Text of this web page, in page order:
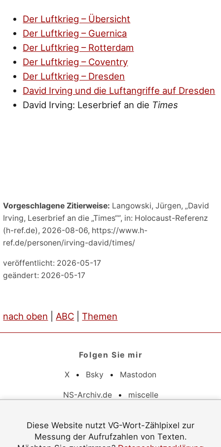
Der Luftkrieg – Übersicht
Der Luftkrieg – Guernica
Der Luftkrieg – Rotterdam
Der Luftkrieg – Coventry
Der Luftkrieg – Dresden
David Irving und die Luftangriffe auf Dresden
David Irving: Leserbrief an die Times
Vorgeschlagene Zitierweise: Langowski, Jürgen, „David
Irving, Leserbrief an die „Times““, in: Holocaust-Referenz
(h-ref.de), 2026-08-06, https://www.h-
ref.de/personen/irving-david/times/
veröffentlicht: 2026-05-17
geändert: 2026-05-17
nach oben ABC |Themen
Folgen Sie mir
X • Bsky • Mastodon
NS-Archiv.de • miscelle
Pflichtangaben
Datenschutz • Barrierefreiheit • Impressum
Diese Website nutzt VG-Wort-Zählpixel zur
Messung der Aufrufzahlen von Texten.